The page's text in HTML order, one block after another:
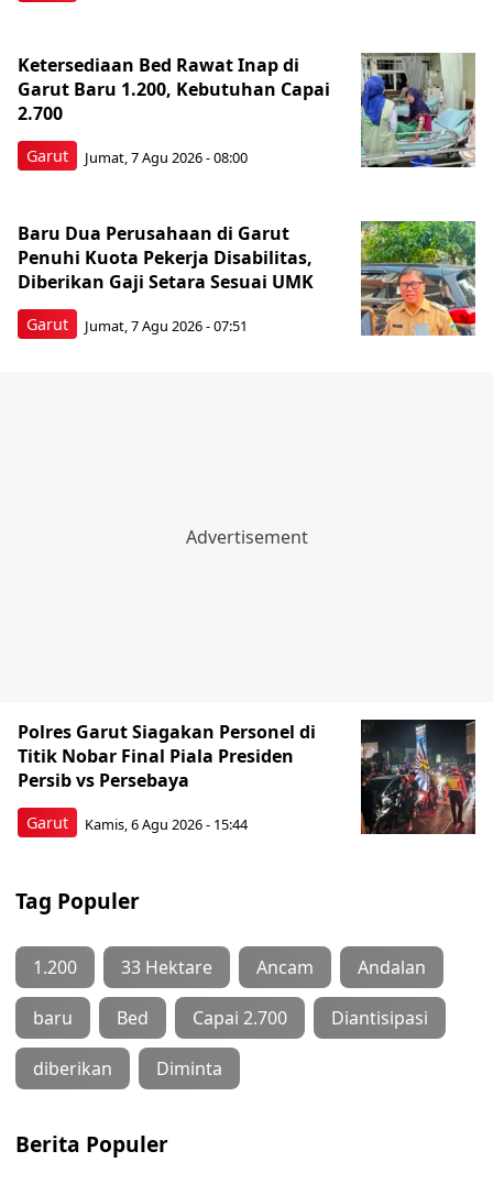
Garut
Ketersediaan Bed Rawat Inap di
Garut Baru 1.200, Kebutuhan Capai
2.700
Jumat, 7 Agu 2026 - 08:00
Garut
Baru Dua Perusahaan di Garut
Penuhi Kuota Pekerja Disabilitas,
Diberikan Gaji Setara Sesuai UMK
Jumat, 7 Agu 2026 - 07:51
Garut
Polres Garut Siagakan Personel di
Titik Nobar Final Piala Presiden
Persib vs Persebaya
Kamis, 6 Agu 2026 - 15:44
Tag Populer
1.200 33 Hektare Ancam Andalan
baru Bed Capai 2.700 Diantisipasi
diberikan Diminta
Berita Populer